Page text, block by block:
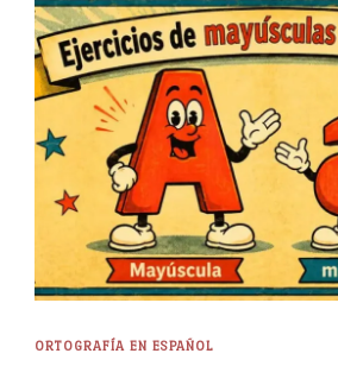
ORTOGRAFÍA EN ESPAÑOL